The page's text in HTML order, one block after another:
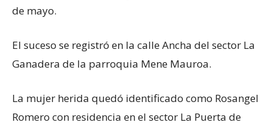
de mayo.
El suceso se registró en la calle Ancha del sector La
Ganadera de la parroquia Mene Mauroa.
La mujer herida quedó identificado como Rosangel
Romero con residencia en el sector La Puerta de